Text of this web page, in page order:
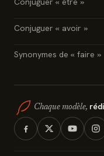
Conjuguer « avoir »
Synonymes de « faire »
Chaque modèle,